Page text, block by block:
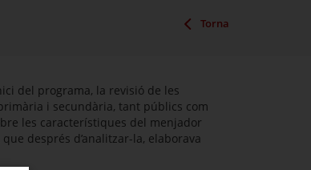
Torna
del programa, la revisió de les
i secundària, tant públics com
les característiques del menjador
després d’analitzar-la, elaborava